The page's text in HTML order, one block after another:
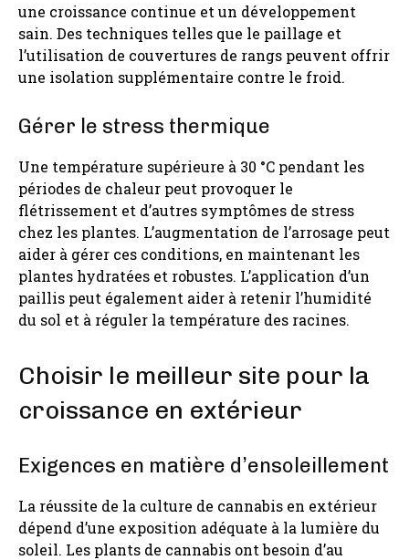
une croissance continue et un développement
sain. Des techniques telles que le paillage et
l’utilisation de couvertures de rangs peuvent offrir
une isolation supplémentaire contre le froid.
Gérer le stress thermique
Une température supérieure à 30 °C pendant les
périodes de chaleur peut provoquer le
flétrissement et d’autres symptômes de stress
chez les plantes. L’augmentation de l’arrosage peut
aider à gérer ces conditions, en maintenant les
plantes hydratées et robustes. L’application d’un
paillis peut également aider à retenir l’humidité
du sol et à réguler la température des racines.
Choisir le meilleur site pour la
croissance en extérieur
Exigences en matière d’ensoleillement
La réussite de la culture de cannabis en extérieur
dépend d’une exposition adéquate à la lumière du
soleil. Les plants de cannabis ont besoin d’au